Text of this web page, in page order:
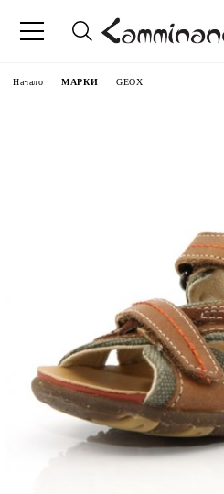
Начало МАРКИ GEOX